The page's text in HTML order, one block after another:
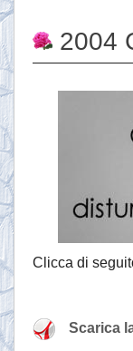
Servizi2004
Clicca di
Scarica